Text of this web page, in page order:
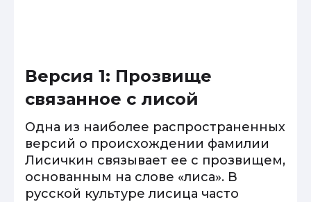
Версия 1: Прозвище
связанное с лисой
Одна из наиболее распространенных
версий о происхождении фамилии
Лисичкин связывает ее с прозвищем,
основанным на слове «лиса». В
русской культуре лисица часто